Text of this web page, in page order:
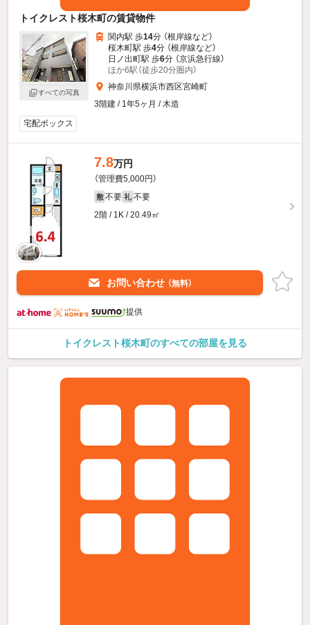
トイクレスト桜木町の賃貸物件
すべての写真
関内駅 歩14分 （根岸線など）
桜木町駅 歩4分 （根岸線など）
日ノ出町駅 歩6分 （京浜急行線）
ほか6駅（徒歩20分圏内）
神奈川県横浜市西区宮崎町
3階建 / 1年5ヶ月 / 木造
宅配ボックス
7.8万円
（管理費5,000円）
敷 不要 礼 不要
2階 / 1K / 20.49㎡
お問い合わせ （無料）
提供
トイクレスト桜木町のすべての部屋を見る